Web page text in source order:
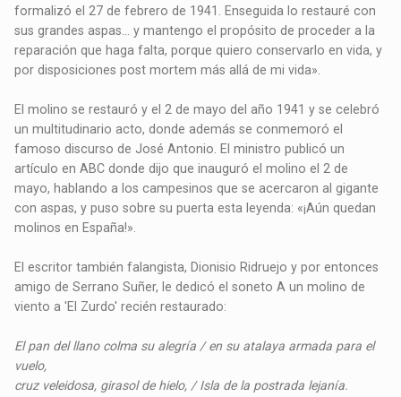
formalizó el 27 de febrero de 1941. Enseguida lo restauré con
sus grandes aspas... y mantengo el propósito de proceder a la
reparación que haga falta, porque quiero conservarlo en vida, y
por disposiciones post mortem más allá de mi vida».
El molino se restauró y el 2 de mayo del año 1941 y se celebró
un multitudinario acto, donde además se conmemoró el
famoso discurso de José Antonio. El ministro publicó un
artículo en ABC donde dijo que inauguró el molino el 2 de
mayo, hablando a los campesinos que se acercaron al gigante
con aspas, y puso sobre su puerta esta leyenda: «¡Aún quedan
molinos en España!».
El escritor también falangista, Dionisio Ridruejo y por entonces
amigo de Serrano Suñer, le dedicó el soneto A un molino de
viento a 'El Zurdo' recién restaurado:
El pan del llano colma su alegría / en su atalaya armada para el
vuelo,
cruz veleidosa, girasol de hielo, / Isla de la postrada lejanía.